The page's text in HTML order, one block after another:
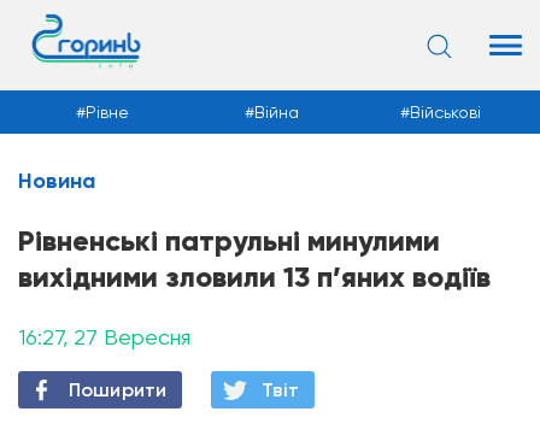
Новини
Рівне Війна Військові
Новина
Рівненські патрульні минулими
вихідними зловили 13 п’яних водіїв
16:27, 27 Вересня
Поширити Твiт